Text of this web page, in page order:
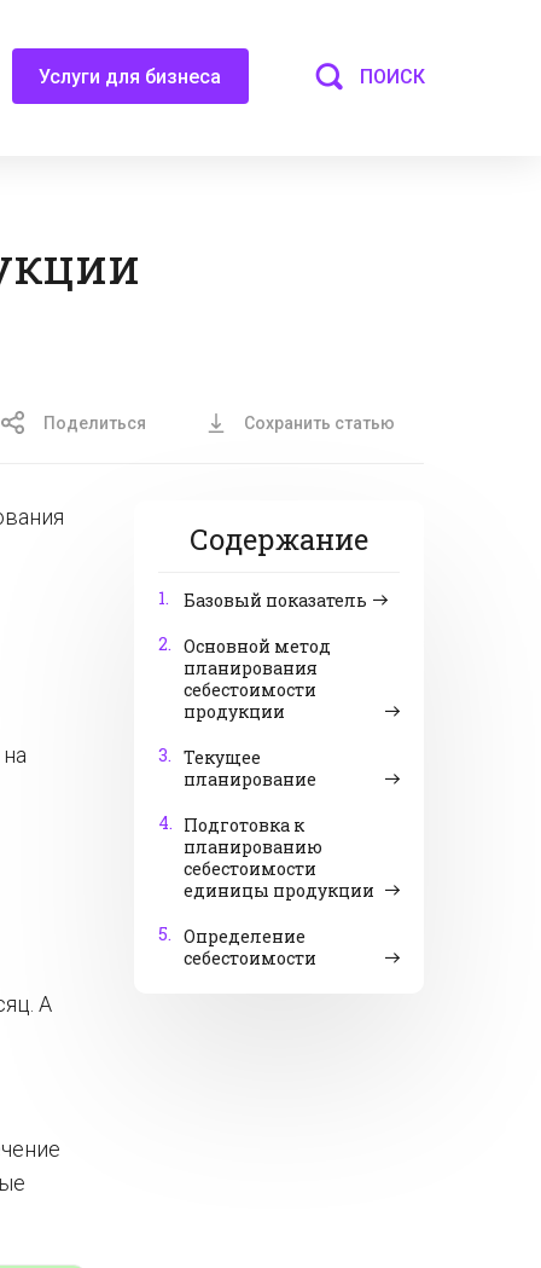
Услуги для бизнеса ПОИСК
Поделиться Сохранить статью
Содержание
1.
Базовый показатель
2. Основной метод
планирования
себестоимости
продукции
3. Текущее
планирование
4. Подготовка к
планированию
себестоимости
единицы продукции
5. Определение
себестоимости
А